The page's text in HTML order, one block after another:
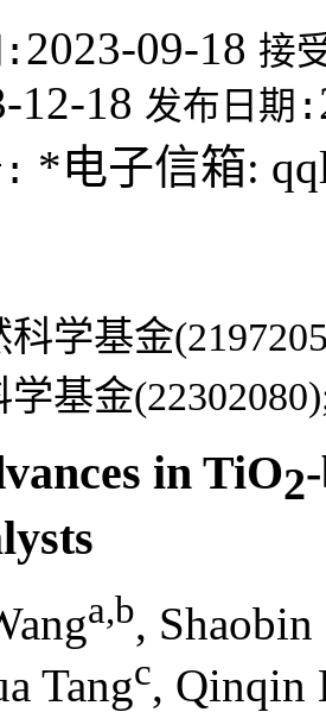
2023-09-18 接
12-18 发布日期:
*电子信箱:
科学基金
基金
in TiO2
a,b,
Tangc, Qinqin